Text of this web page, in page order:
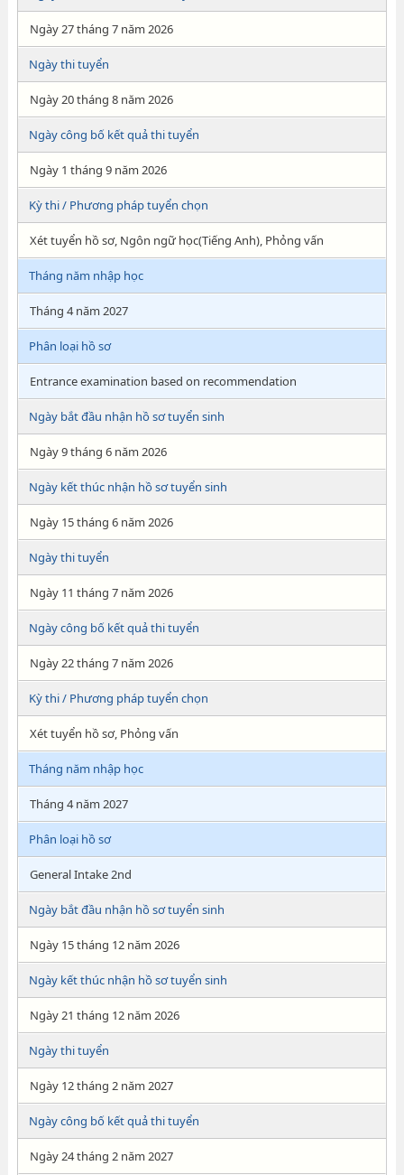
Ngày 27 tháng 7 năm 2026
Ngày thi tuyển
Ngày 20 tháng 8 năm 2026
Ngày công bố kết quả thi tuyển
Ngày 1 tháng 9 năm 2026
Kỳ thi / Phương pháp tuyển chọn
Xét tuyển hồ sơ, Ngôn ngữ học(Tiếng Anh), Phỏng vấn
Tháng năm nhập học
Tháng 4 năm 2027
Phân loại hồ sơ
Entrance examination based on recommendation
Ngày bắt đầu nhận hồ sơ tuyển sinh
Ngày 9 tháng 6 năm 2026
Ngày kết thúc nhận hồ sơ tuyển sinh
Ngày 15 tháng 6 năm 2026
Ngày thi tuyển
Ngày 11 tháng 7 năm 2026
Ngày công bố kết quả thi tuyển
Ngày 22 tháng 7 năm 2026
Kỳ thi / Phương pháp tuyển chọn
Xét tuyển hồ sơ, Phỏng vấn
Tháng năm nhập học
Tháng 4 năm 2027
Phân loại hồ sơ
General Intake 2nd
Ngày bắt đầu nhận hồ sơ tuyển sinh
Ngày 15 tháng 12 năm 2026
Ngày kết thúc nhận hồ sơ tuyển sinh
Ngày 21 tháng 12 năm 2026
Ngày thi tuyển
Ngày 12 tháng 2 năm 2027
Ngày công bố kết quả thi tuyển
Ngày 24 tháng 2 năm 2027